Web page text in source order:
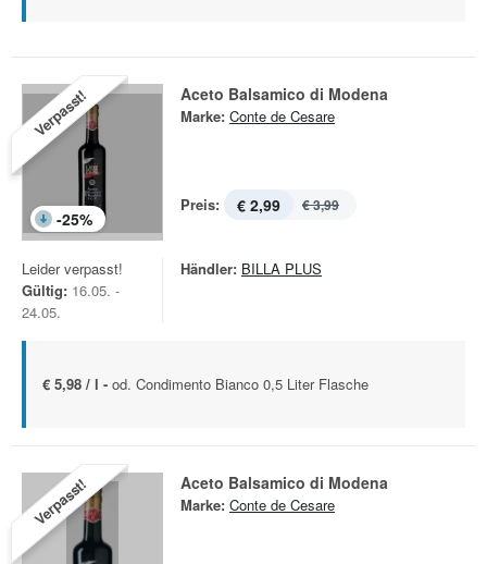
Verpasst!
-25%
Aceto Balsamico di Modena
Marke: Conte de Cesare
Preis: € 2,99 € 3,99
Leider verpasst!
Gültig: 16.05. -
24.05.
Händler: BILLA PLUS
€ 5,98 / l - od. Condimento Bianco 0,5 Liter Flasche
Verpasst! Aceto Balsamico di Modena
Marke: Conte de Cesare